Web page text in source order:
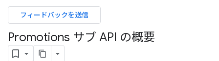
フィードバックを送信
Promotions サブ API の概要